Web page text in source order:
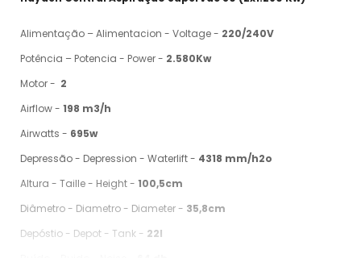
Alimentação – Alimentacion - Voltage - 220/240V
Potência – Potencia - Power - 2.580Kw
Motor - 2
Airflow - 198 m3/h
Airwatts - 695w
Depressão - Depression - Waterlift - 4318 mm/h2o
Altura - Taille - Height - 100,5cm
Diâmetro - Diametro - Diameter - 35,8cm
Depóstio - Depot - Tank - 22l